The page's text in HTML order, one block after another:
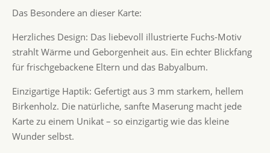
Das Besondere an dieser Karte:
Herzliches Design: Das liebevoll illustrierte Fuchs-Motiv
strahlt Wärme und Geborgenheit aus. Ein echter Blickfang
für frischgebackene Eltern und das Babyalbum.
Einzigartige Haptik: Gefertigt aus 3 mm starkem, hellem
Birkenholz. Die natürliche, sanfte Maserung macht jede
Karte zu einem Unikat – so einzigartig wie das kleine
Wunder selbst.